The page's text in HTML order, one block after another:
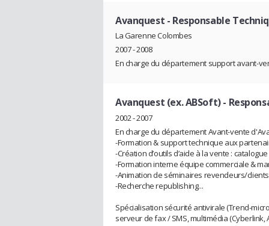
Avanquest - Responsable
La Garenne Colombes
2007 - 2008
En charge du département support avant-
Avanquest (ex. ABSoft)-
2002 - 2007
En charge du département Avant-vente
-Formation & support technique aux
-Création d’outils d’aide à la vente :
-Formation interne équipe commerciale &
-Animation de séminaires revendeurs/
-Recherche republishing...
Spécialisation sécurité antivirale (Trend-
serveur de fax / SMS, multimédia (Cyberlink,